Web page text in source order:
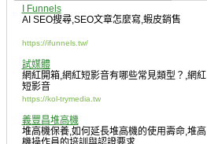
I Funnels
AI SEO搜尋,SEO文章怎麼寫,蝦皮銷售
https://ifunnels.tw/
試媒體
網紅開箱,網紅短影音有哪些常見類型？ ,網紅
短影音
https://kol-trymedia.tw
義豐昌堆高機
堆高機保養,如何延長堆高機的使用壽命,堆高